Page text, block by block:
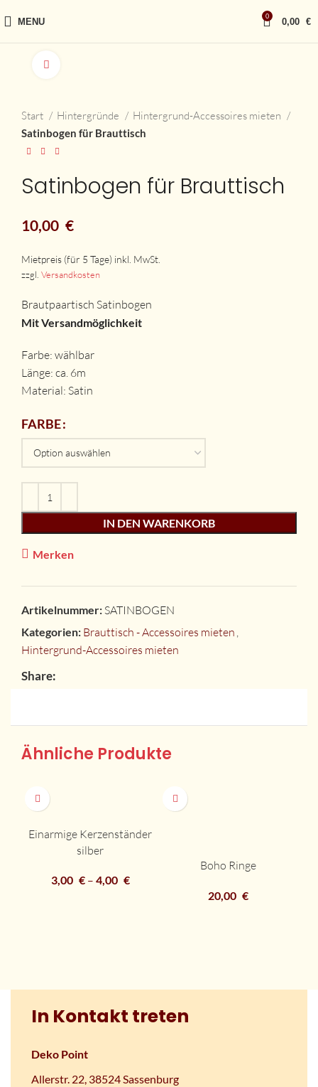
MENU 0 0,00 €
Start Hintergründe Hintergrund-Accessoires mieten
Satinbogen für Brauttisch
Satinbogen für Brauttisch
10,00 €
zzgl. Versandkosten
Brautpaartisch Satinbogen
Mit Versandmöglichkeit
Farbe: wählbar
Länge: ca. 6m
Material: Satin
FARBE
IN DEN WARENKORB
Merken
Artikelnummer: SATINBOGEN
Kategorien: Brauttisch - Accessoires mieten ,
Hintergrund-Accessoires mieten
Share:
Ähnliche Produkte
Einarmige Kerzenständer
silber
3,00 €– 4,00 €
Boho Ringe
20,00 €
In Kontakt treten
Deko Point
Allerstr. 22, 38524 Sassenburg